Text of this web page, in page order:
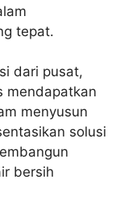
tepat.
dari pusat,
mendapatkan
menyusun
solusi
bersih